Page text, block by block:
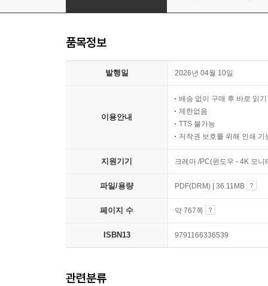
품목정보
발행일 2026년 04월 10일
이용안내
배송 없이 구매 후 바로 읽기
제한없음
TTS 불가능
저작권 보호를 위해 인쇄 기
지원기기 크레마 /PC(윈도우 - 4K 모
파일/용량 PDF(DRM) | 36.11MB
페이지 수 약 767쪽
ISBN13 9791166336539
관련분류